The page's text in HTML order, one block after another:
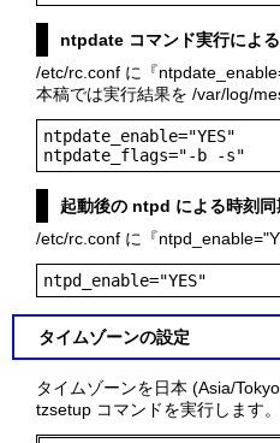
ntpdate コマンド実行によ
/etc/rc.conf に『
本稿では実行結果を /var/log/
ntpdate_enable="YES"
ntpdate_flags="-b -s"
起動後の ntpd による時刻同
/etc/rc.conf に『
ntpd_enable="YES"
タイムゾーンの設定
タイムゾーンを日本 (Asia/
tzsetup コマンドを実行します。